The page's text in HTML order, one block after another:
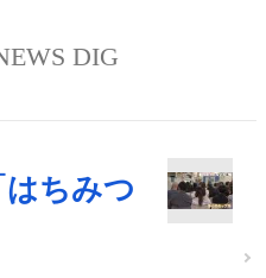
DIG
ちみつ